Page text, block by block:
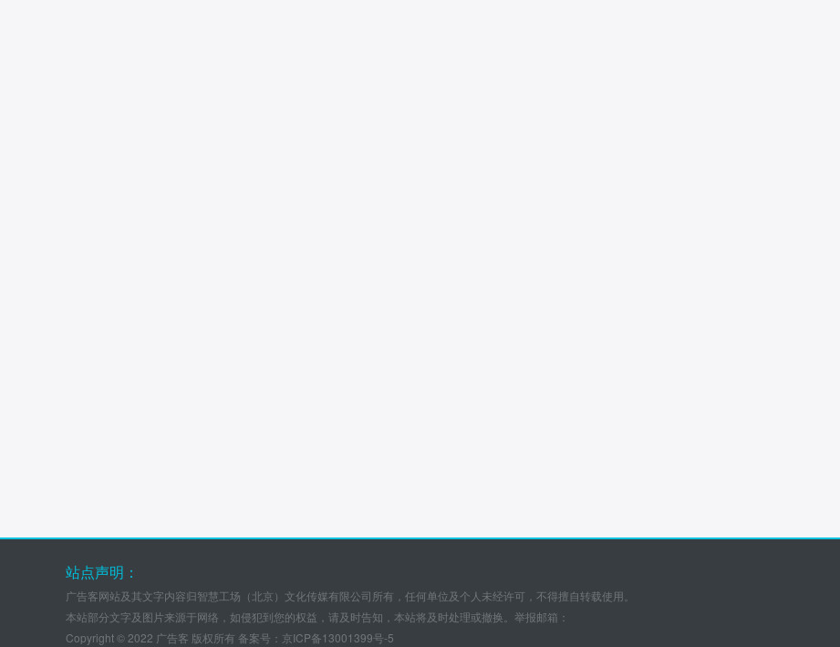
站点声明：
广告客网站及其文字内容归智慧工场（北京）文化传媒有限公司所有，任何单位及个人未经许可，不得擅自转载使用。
本站部分文字及图片来源于网络，如侵犯到您的权益，请及时告知，本站将及时处理或撤换。举报邮箱：
Copyright © 2022 广告客 版权所有 备案号： 京ICP备13001399号-5